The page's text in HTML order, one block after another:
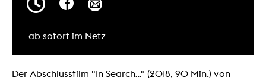
ab sofort im Netz
Der Abschlussfilm "In Search..." (2018, 90 Min.) von